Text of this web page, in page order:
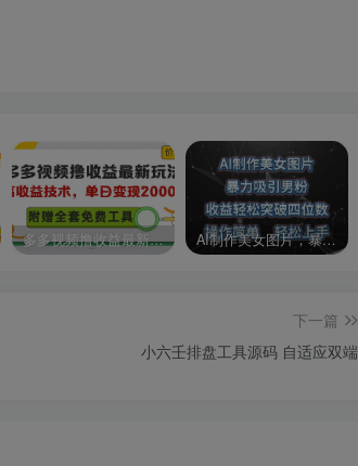
多多视频撸收益最新玩法，高收益技术，单日变现2000+，附赠全套技术资料 AI制作美女图片，暴力吸引男粉，收益轻松突破四位数，操作简单 上手难度低
下一篇
小六壬排盘工具源码 自适应双端